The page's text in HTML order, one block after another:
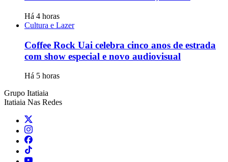
Há 4 horas
Cultura e Lazer
Coffee Rock Uai celebra cinco anos de estrada
com show especial e novo audiovisual
Há 5 horas
Grupo Itatiaia
Itatiaia Nas Redes